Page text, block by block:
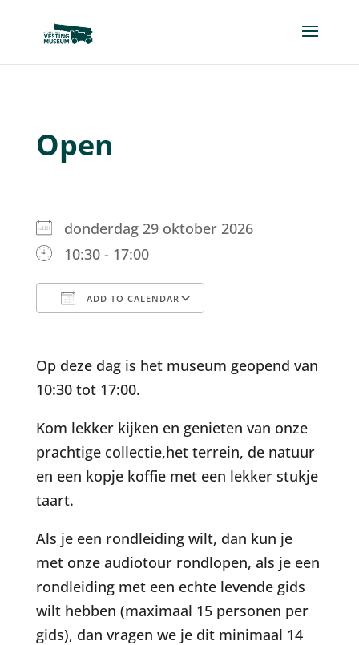
Open
donderdag 29 oktober 2026
10:30 - 17:00
ADD TO CALENDAR
Op deze dag is het museum geopend van
10:30 tot 17:00.
Kom lekker kijken en genieten van onze
prachtige collectie,het terrein, de natuur
en een kopje koffie met een lekker stukje
taart.
Als je een rondleiding wilt, dan kun je
met onze audiotour rondlopen, als je een
rondleiding met een echte levende gids
wilt hebben (maximaal 15 personen per
gids), dan vragen we je dit minimaal 14